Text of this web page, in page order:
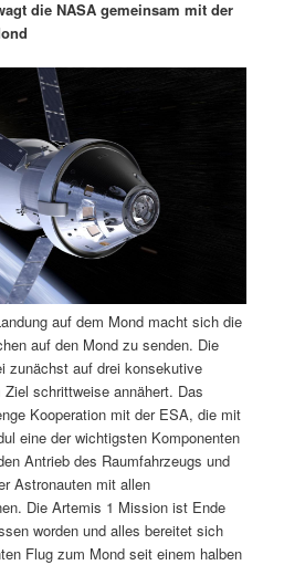
die NASA gemeinsam mit der
auf dem Mond macht sich die
auf den Mond zu senden. Die
zunächst auf drei konsekutive
schrittweise annähert. Das
Kooperation mit der ESA, die mit
eine der wichtigsten Komponenten
Antrieb des Raumfahrzeugs und
Astronauten mit allen
Die Artemis 1 Mission ist Ende
worden und alles bereitet sich
Flug zum Mond seit einem halben